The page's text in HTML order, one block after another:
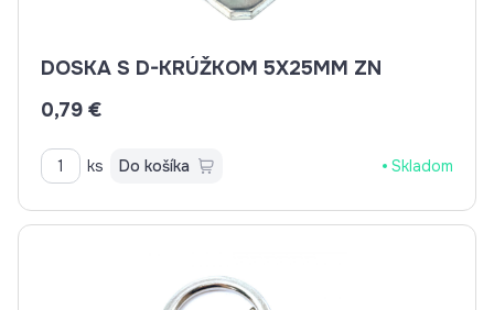
DOSKA S D-KRÚŽKOM 5X25MM ZN
0,79 €
ks Do košíka Skladom